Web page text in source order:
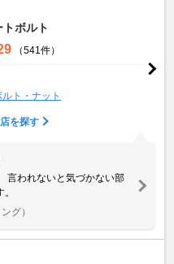
ボルト
（541件）
ト・ナット
を探す
言われないと気づかない部
グ）